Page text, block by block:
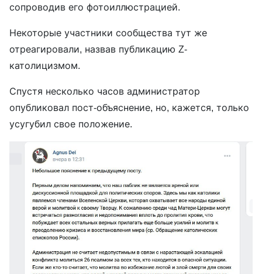
сопроводив его фотоиллюстрацией.
Некоторые участники сообщества тут же
отреагировали, назвав публикацию Z-
католицизмом.
Спустя несколько часов администратор
опубликовал пост-объяснение, но, кажется, только
усугубил свое положение.